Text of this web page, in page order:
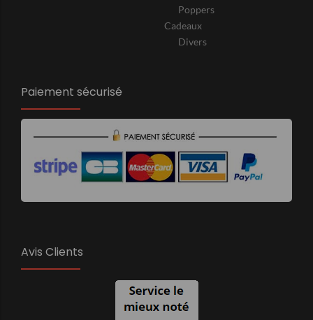
Poppers
Cadeaux
Divers
Paiement sécurisé
Avis Clients